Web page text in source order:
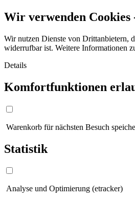
Wir verwenden
Wir nutzen Dienste von Drittanbietern,
widerrufbar ist. Weitere Informationen
Details
Komfortfunktionen
Warenkorb für nächsten Besuch
Statistik
Analyse und Optimierung (etracker)